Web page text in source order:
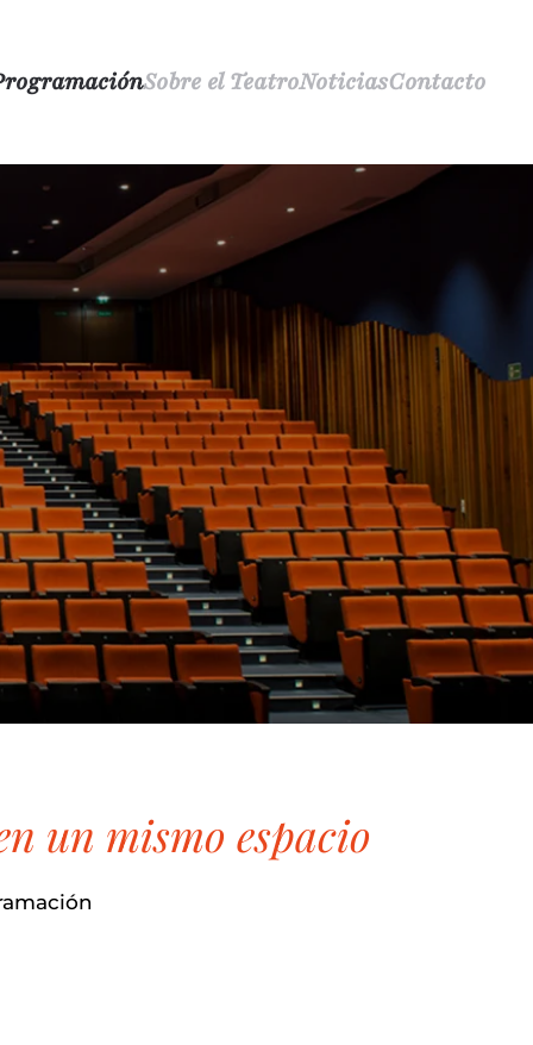
Sobre el TeatroNoticiasContacto
un mismo espacio